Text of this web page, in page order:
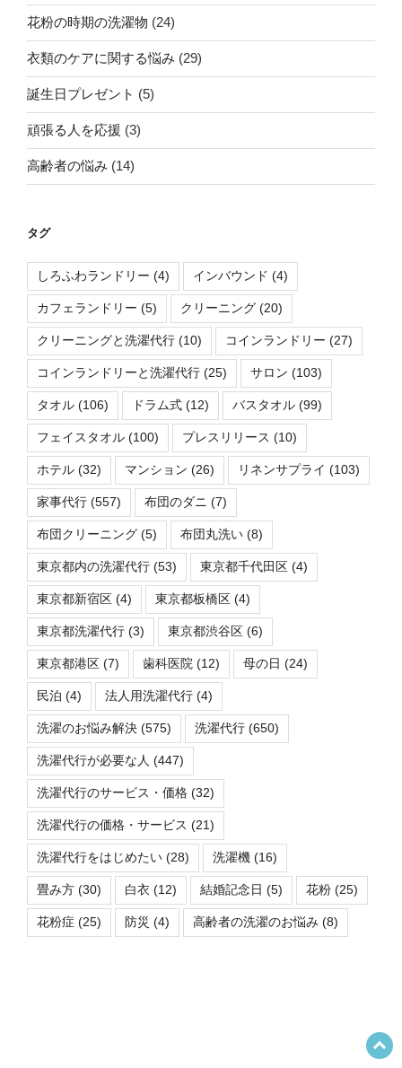
花粉の時期の洗濯物 (24)
衣類のケアに関する悩み (29)
誕生日プレゼント (5)
頑張る人を応援 (3)
高齢者の悩み (14)
タグ
しろふわランドリー (4) インバウンド (4)
カフェランドリー (5) クリーニング (20)
クリーニングと洗濯代行 (10) コインランドリー (27)
コインランドリーと洗濯代行 (25) サロン (103)
タオル (106) ドラム式 (12) バスタオル (99)
フェイスタオル (100) プレスリリース (10)
ホテル (32) マンション (26) リネンサプライ (103)
家事代行 (557) 布団のダニ (7)
布団クリーニング (5) 布団丸洗い (8)
東京都内の洗濯代行 (53) 東京都千代田区 (4)
東京都新宿区 (4) 東京都板橋区 (4)
東京都洗濯代行 (3) 東京都渋谷区 (6)
東京都港区 (7) 歯科医院 (12) 母の日 (24)
民泊 (4) 法人用洗濯代行 (4)
洗濯のお悩み解決 (575) 洗濯代行 (650)
洗濯代行が必要な人 (447)
洗濯代行のサービス・価格 (32)
洗濯代行の価格・サービス (21)
洗濯代行をはじめたい (28) 洗濯機 (16)
畳み方 (30) 白衣 (12) 結婚記念日 (5) 花粉 (25)
花粉症 (25) 防災 (4) 高齢者の洗濯のお悩み (8)